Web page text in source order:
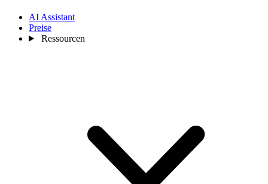
AI Assistant
Preise
Ressourcen